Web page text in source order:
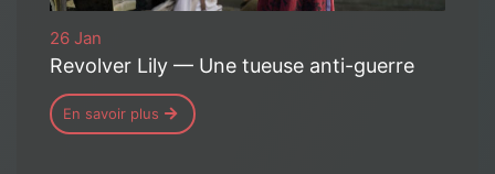
26 Jan
Revolver Lily — Une tueuse anti-guerre
En savoir plus